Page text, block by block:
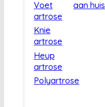
Voet
artrose
Knie
artrose
Heup
artrose
Polyartrose
aan huis